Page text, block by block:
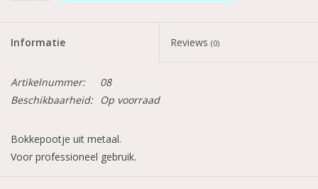
Informatie Reviews (0)
Artikelnummer:
08
Beschikbaarheid:
Op voorraad
Bokkepootje uit metaal.
Voor professioneel gebruik.